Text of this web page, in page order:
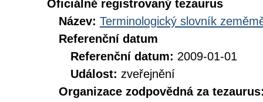
Oficiálně registrovaný tezaurus
Název: Terminologický slovník
Referenční datum
Referenční datum: 2009-01-01
Událost: zveřejnění
Organizace zodpovědná za